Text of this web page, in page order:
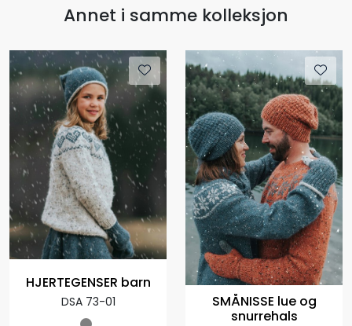
Annet i samme kolleksjon
HJERTEGENSER barn
DSA 73-01
SMÅNISSE lue og
snurrehals